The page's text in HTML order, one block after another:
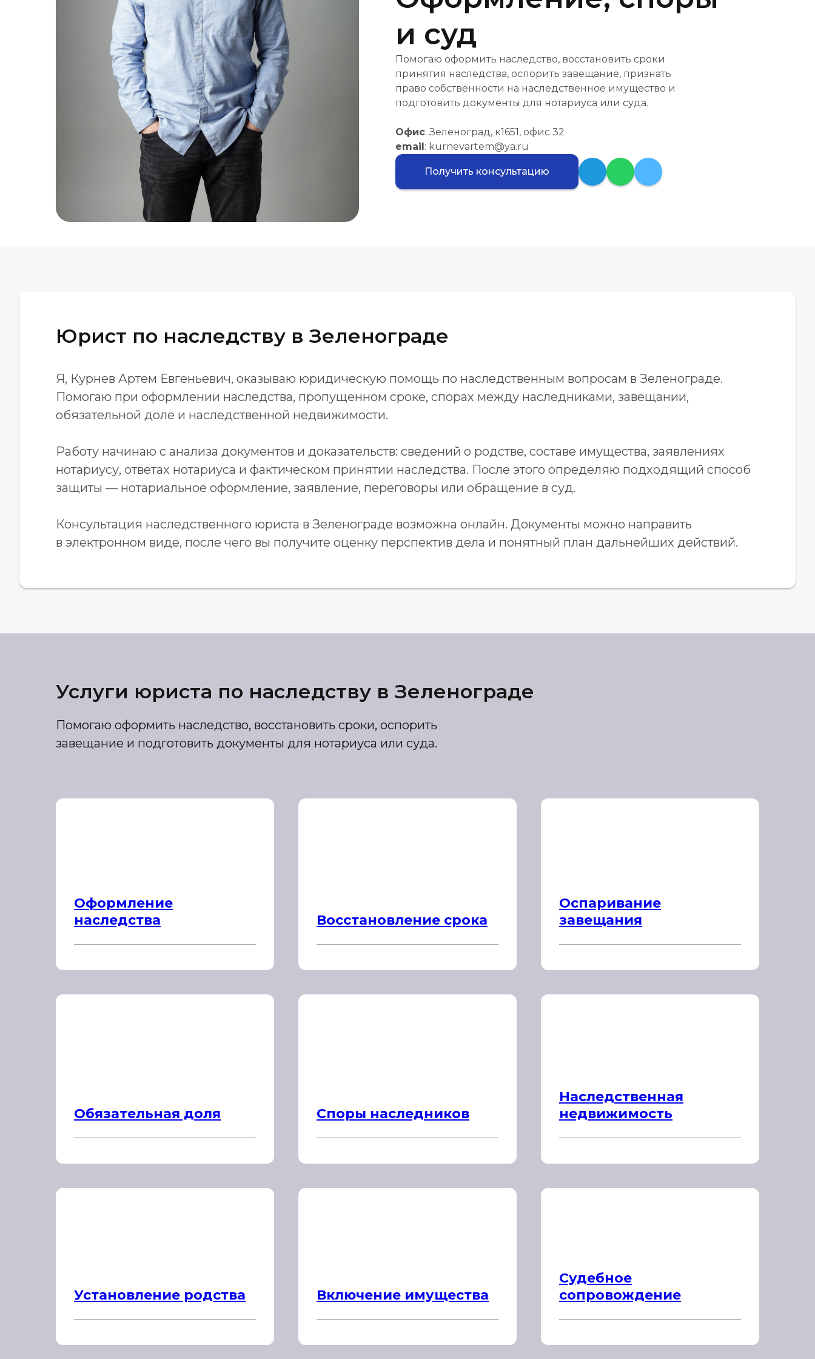
и суд
Помогаю оформить наследство, восстановить сроки
принятия наследства, оспорить завещание, признать
право собственности на наследственное имущество и
подготовить документы для нотариуса или суда.
Офис: Зеленоград, к1651, офис 32
email: kurnevartem@ya.ru
Получить консультацию
Юрист по наследству в Зеленограде
Я, Курнев Артем Евгеньевич, оказываю юридическую помощь по наследственным вопросам в Зеленограде.
Помогаю при оформлении наследства, пропущенном сроке, спорах между наследниками, завещании,
обязательной доле и наследственной недвижимости.
Работу начинаю с анализа документов и доказательств: сведений о родстве, составе имущества, заявлениях
нотариусу, ответах нотариуса и фактическом принятии наследства. После этого определяю подходящий способ
защиты — нотариальное оформление, заявление, переговоры или обращение в суд.
Консультация наследственного юриста в Зеленограде возможна онлайн. Документы можно направить
в электронном виде, после чего вы получите оценку перспектив дела и понятный план дальнейших действий.
Услуги юриста по наследству в Зеленограде
Помогаю оформить наследство, восстановить сроки, оспорить
завещание и подготовить документы для нотариуса или суда.
Оформление
наследства
Восстановление срока
Оспаривание
завещания
Обязательная доля Споры наследников
Наследственная
недвижимость
Установление родства Включение имущества
Судебное
сопровождение